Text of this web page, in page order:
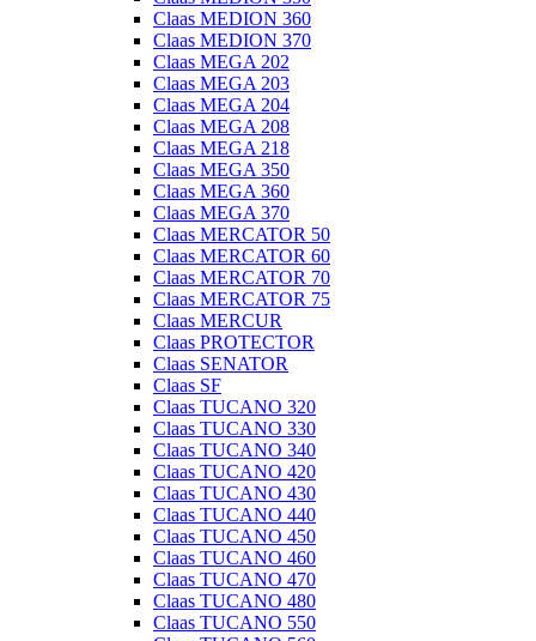
Claas MEDION 360
Claas MEDION 370
Claas MEGA 202
Claas MEGA 203
Claas MEGA 204
Claas MEGA 208
Claas MEGA 218
Claas MEGA 350
Claas MEGA 360
Claas MEGA 370
Claas MERCATOR 50
Claas MERCATOR 60
Claas MERCATOR 70
Claas MERCATOR 75
Claas MERCUR
Claas PROTECTOR
Claas SENATOR
Claas SF
Claas TUCANO 320
Claas TUCANO 330
Claas TUCANO 340
Claas TUCANO 420
Claas TUCANO 430
Claas TUCANO 440
Claas TUCANO 450
Claas TUCANO 460
Claas TUCANO 470
Claas TUCANO 480
Claas TUCANO 550